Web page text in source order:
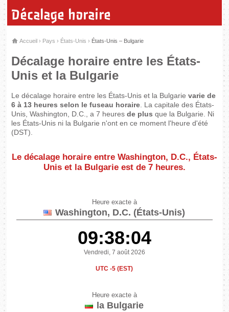
Décalage horaire
Accueil › Pays › États-Unis › États-Unis – Bulgarie
Décalage horaire entre les États-
Unis et la Bulgarie
Le décalage horaire entre les États-Unis et la Bulgarievarie de
6 à 13 heures selon le fuseau horaire . La capitale des États-
Unis, Washington, D.C., a 7 heuresde plus que la Bulgarie. Ni
les États-Unis ni la Bulgarie n'ont en ce moment l'heure d'été
(DST).
Le décalage horaire entre Washington, D.C., États-
Unis et la Bulgarie est de 7 heures.
Heure exacte à
Washington, D.C. (États-Unis)
09:38:05
Vendredi, 7 août 2026
UTC -5 (EST)
Heure exacte à
la Bulgarie